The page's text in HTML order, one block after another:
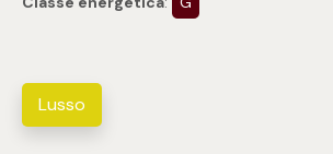
Lusso
Qualsiasi
1